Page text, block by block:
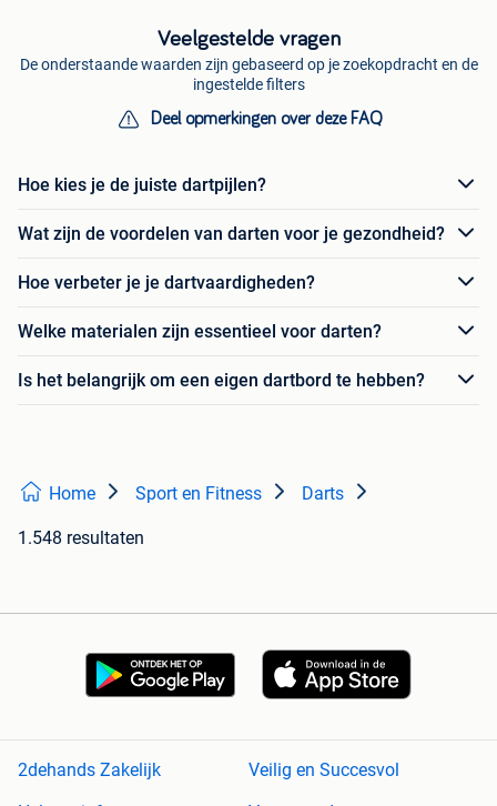
Veelgestelde vragen
De onderstaande waarden zijn gebaseerd op je zoekopdracht en de
ingestelde filters
Deel opmerkingen over deze FAQ
Hoe kies je de juiste dartpijlen?
Wat zijn de voordelen van darten voor je gezondheid?
Hoe verbeter je je dartvaardigheden?
Welke materialen zijn essentieel voor darten?
Is het belangrijk om een eigen dartbord te hebben?
Home Sport en Fitness Darts
1.548 resultaten
2dehands Zakelijk
Veilig en Succesvol